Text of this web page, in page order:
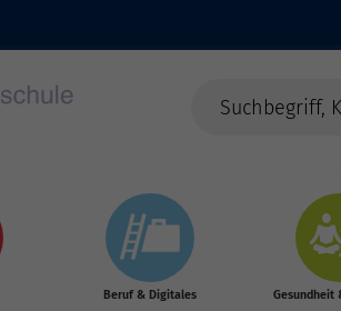
Beruf & Digitales Gesundheit